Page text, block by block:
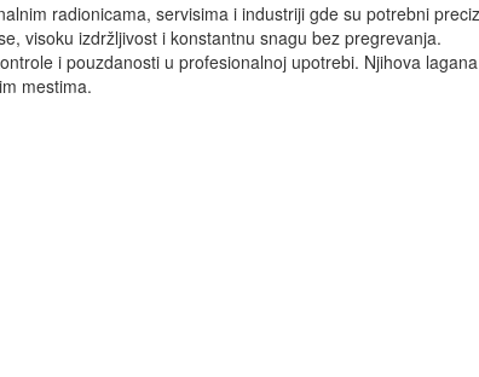
radionicama, servisima i industriji gde su potrebni
visoku izdržljivost i konstantnu snagu bez pregrevanja.
i pouzdanosti u profesionalnoj upotrebi. Njihova
mestima.